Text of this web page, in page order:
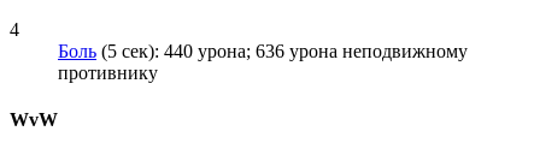
4
Боль (5 сек): 440 урона; 636 урона неподвижному
противнику
WvW